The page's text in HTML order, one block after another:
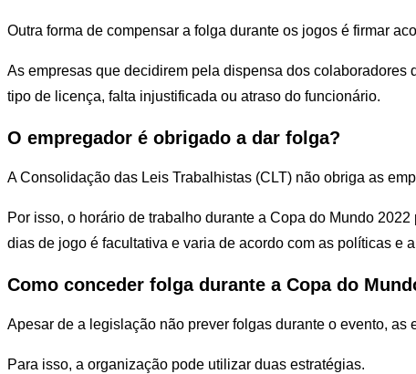
Outra forma de compensar a folga durante os jogos é firmar
As empresas que decidirem pela dispensa dos
tipo de licença, falta injustificada ou atraso do funcionário.
O empregador é obrigado a dar folga?
A Consolidação das Leis Trabalhistas (CLT) não obriga as
Por isso, o horário de trabalho durante a Copa do Mundo
dias de jogo é facultativa e varia de acordo com as políticas e
Como conceder folga durante a Copa do
Apesar de a legislação não prever folgas durante o evento,
Para isso, a organização pode utilizar duas estratégias.